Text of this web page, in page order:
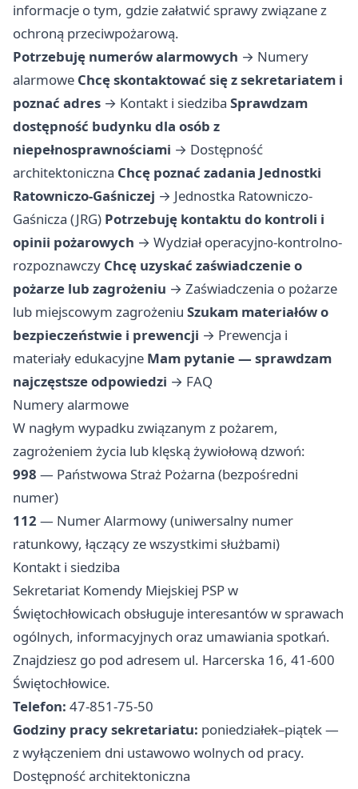
informacje o tym, gdzie załatwić sprawy związane z
ochroną przeciwpożarową.
Potrzebuję numerów alarmowych → Numery
alarmowe Chcę skontaktować się z sekretariatem i
poznać adres → Kontakt i siedziba Sprawdzam
dostępność budynku dla osób z
niepełnosprawnościami → Dostępność
architektoniczna Chcę poznać zadania Jednostki
Ratowniczo-Gaśniczej → Jednostka Ratowniczo-
Gaśnicza (JRG) Potrzebuję kontaktu do kontroli i
opinii pożarowych → Wydział operacyjno-kontrolno-
rozpoznawczy Chcę uzyskać zaświadczenie o
pożarze lub zagrożeniu → Zaświadczenia o pożarze
lub miejscowym zagrożeniu Szukam materiałów o
bezpieczeństwie i prewencji → Prewencja i
materiały edukacyjne Mam pytanie — sprawdzam
najczęstsze odpowiedzi → FAQ
Numery alarmowe
W nagłym wypadku związanym z pożarem,
zagrożeniem życia lub klęską żywiołową dzwoń:
998 — Państwowa Straż Pożarna (bezpośredni
numer)
112 — Numer Alarmowy (uniwersalny numer
ratunkowy, łączący ze wszystkimi służbami)
Kontakt i siedziba
Sekretariat Komendy Miejskiej PSP w
Świętochłowicach obsługuje interesantów w sprawach
ogólnych, informacyjnych oraz umawiania spotkań.
Znajdziesz go pod adresem ul. Harcerska 16, 41-600
Świętochłowice.
Telefon: 47-851-75-50
Godziny pracy sekretariatu: poniedziałek–piątek —
z wyłączeniem dni ustawowo wolnych od pracy.
Dostępność architektoniczna